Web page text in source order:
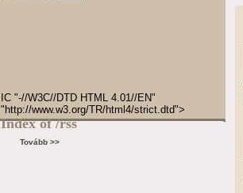
IC "-//W3C//DTD HTML 4.01//EN"
"http://www.w3.org/TR/html4/strict.dtd">
Index of /rss
Tovább >>